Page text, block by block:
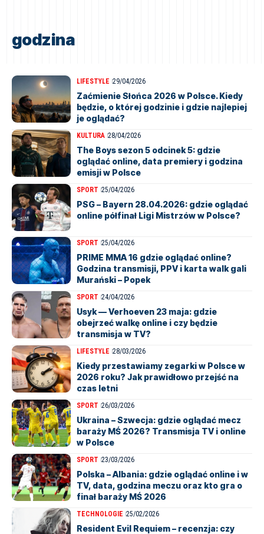
godzina
LIFESTYLE 29/04/2026
Zaćmienie Słońca 2026 w Polsce. Kiedy
będzie, o której godzinie i gdzie najlepiej
je oglądać?
KULTURA 28/04/2026
The Boys sezon 5 odcinek 5: gdzie
oglądać online, data premiery i godzina
emisji w Polsce
SPORT 25/04/2026
PSG – Bayern 28.04.2026: gdzie oglądać
online półfinał Ligi Mistrzów w Polsce?
SPORT 25/04/2026
PRIME MMA 16 gdzie oglądać online?
Godzina transmisji, PPV i karta walk gali
Murański – Popek
SPORT 24/04/2026
Usyk — Verhoeven 23 maja: gdzie
obejrzeć walkę online i czy będzie
transmisja w TV?
LIFESTYLE 28/03/2026
Kiedy przestawiamy zegarki w Polsce w
2026 roku? Jak prawidłowo przejść na
czas letni
SPORT 26/03/2026
Ukraina – Szwecja: gdzie oglądać mecz
baraży MŚ 2026? Transmisja TV i online
w Polsce
SPORT 23/03/2026
Polska – Albania: gdzie oglądać online i w
TV, data, godzina meczu oraz kto gra o
finał baraży MŚ 2026
TECHNOLOGIE 25/02/2026
Resident Evil Requiem – recenzja: czy